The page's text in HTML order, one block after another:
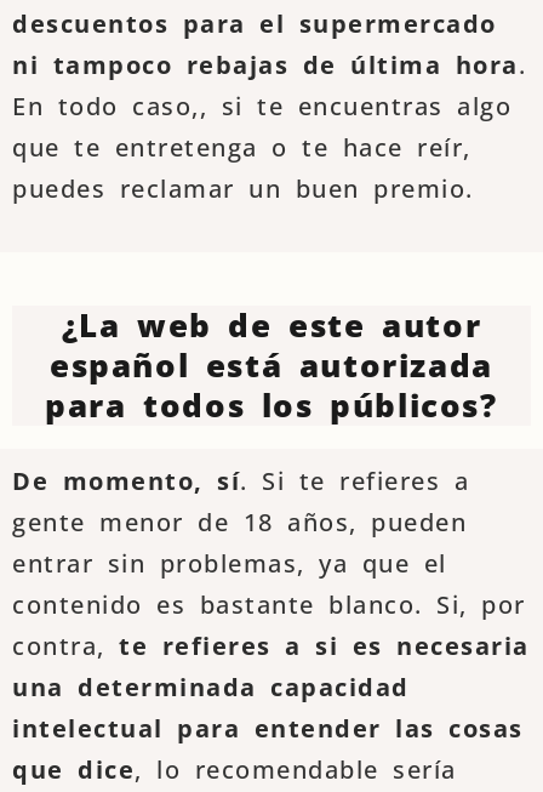
descuentos para el supermercado
ni tampoco rebajas de última hora.
En todo caso,, si te encuentras algo
que te entretenga o te hace reír,
puedes reclamar un buen premio.
¿La web de este autor
español está autorizada
para todos los públicos?
De momento, sí. Si te refieres a
gente menor de 18 años, pueden
entrar sin problemas, ya que el
contenido es bastante blanco. Si, por
contra, te refieres a si es necesaria
una determinada capacidad
intelectual para entender las cosas
que dice, lo recomendable sería